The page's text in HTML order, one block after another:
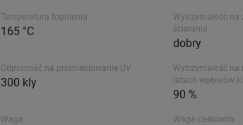
Temperatura topnienia
165 °C
Wytrzymałość
ścieranie
dobry
Odporność na promieniowanie UV
300 kly
Wytrzymałość
latach wpływów
90 %
Waga Waga całkowita